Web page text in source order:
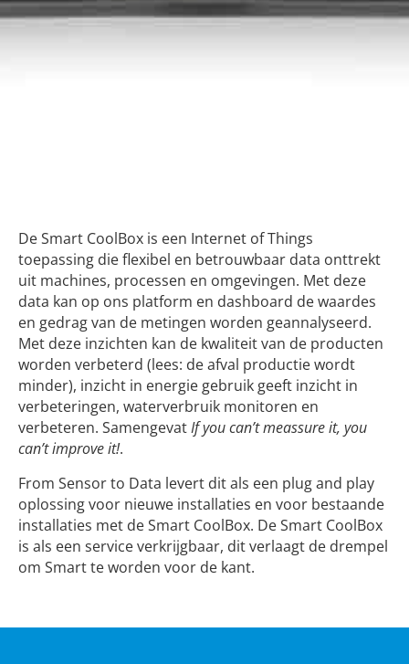
De Smart CoolBox is een Internet of Things
toepassing die flexibel en betrouwbaar data onttrekt
uit machines, processen en omgevingen. Met deze
data kan op ons platform en dashboard de waardes
en gedrag van de metingen worden geannalyseerd.
Met deze inzichten kan de kwaliteit van de producten
worden verbeterd (lees: de afval productie wordt
minder), inzicht in energie gebruik geeft inzicht in
verbeteringen, waterverbruik monitoren en
verbeteren. SamengevatIf you can’t meassure it, you
can’t improve it!.
From Sensor to Data levert dit als een plug and play
oplossing voor nieuwe installaties en voor bestaande
installaties met de Smart CoolBox. De Smart CoolBox
is als een service verkrijgbaar, dit verlaagt de drempel
om Smart te worden voor de kant.